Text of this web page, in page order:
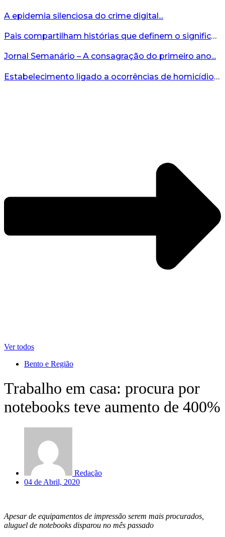
A epidemia silenciosa do crime digital...
Pais compartilham histórias que definem o significado da missão...
Jornal Semanário – A consagração do primeiro ano...
Estabelecimento ligado a ocorrências de homicídio é interditado durante fiscalização em Bento...
Ver todos
Bento e Região
Trabalho em casa: procura por
notebooks teve aumento de 400%
Redação
04 de Abril, 2020
Apesar de equipamentos de impressão serem mais procurados,
aluguel de notebooks disparou no mês passado